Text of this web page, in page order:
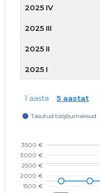
2025 IV
2025 III
2025 II
2025 I
2024 I
2023 IV
1 aasta 5 aastat